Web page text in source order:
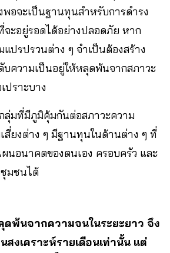
อจะเป็นฐานทุนสำหรับการดำรง
ะอยู่รอดได้อย่างปลอดภัย หาก
ปรปรวนต่าง ๆ จำเป็นต้องสร้าง
ความเป็นอยู่ให้หลุดพ้นจากสภาวะ
ปราะบาง
มที่มีภูมิคุ้มกันต่อสภาวะความ
สี่ยงต่าง ๆ มีฐานทุนในด้านต่าง ๆ ที่
ผนอนาคตของตนเอง ครอบครัว และ
มชนได้
ดพ้นจากความจนในระยะยาว จึง
สงเคราะห์รายเดือนเท่านั้น แต่